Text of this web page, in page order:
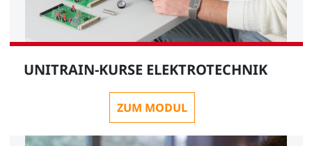
UNITRAIN-KURSE ELEKTROTECHNIK
ZUM MODUL